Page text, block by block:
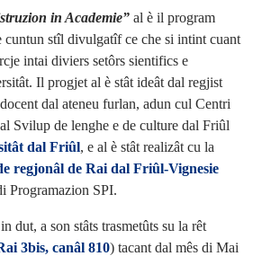
in Academie”al è il program
cuntun stîl divulgatîf ce che si intint cuant
intai diviers setôrs sientifics e
Il progjet al è stât ideât dal regjist
dal ateneu furlan, adun cul Centri
Svilup de lenghe e de culture dal Friûl
dal Friûl, e al è stât realizât cu la
regjonâl de Rai dal Friûl-Vignesie
Programazion SPI.
dut, a son stâts trasmetûts su la rêt
3bis, canâl 810) tacant dal mês di Mai